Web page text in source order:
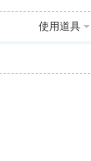
使用道具